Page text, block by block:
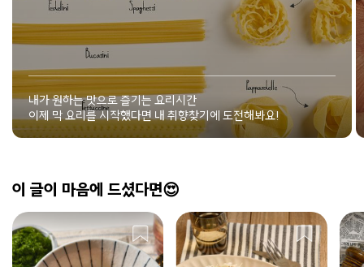
내가 원하는 맛으로 즐기는 요리시간
이제 막 요리를 시작했다면 내 취향찾기에 도전해봐요!
이 글이 마음에 드셨다면😍